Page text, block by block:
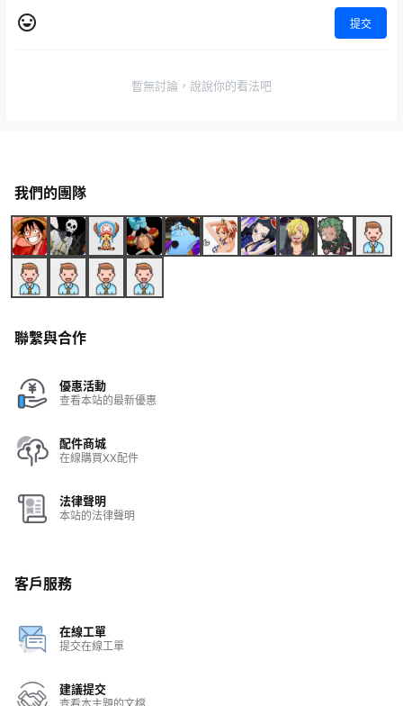
提交
暫無討論，說說你的看法吧
我們的團隊
聯繫與合作
優惠活動
查看本站的最新優惠
配件商城
在線購買XX配件
法律聲明
本站的法律聲明
客戶服務
在線工單
提交在線工單
建議提交